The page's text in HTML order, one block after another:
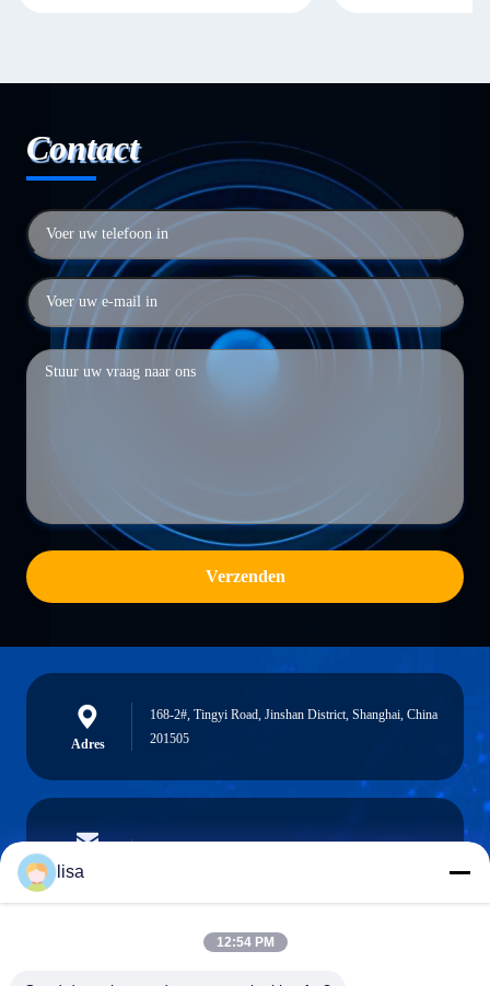
Contact
Verzenden
Adres
168-2#, Tingyi Road, Jinshan District, Shanghai, China
201505
E-mail
lisa
12:54 PM